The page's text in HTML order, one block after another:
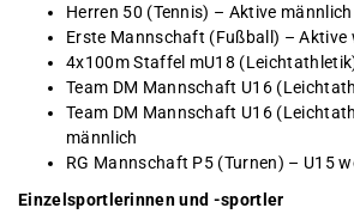
Herren 50 (Tennis) – Aktive männlich
Erste Mannschaft (Fußball) – Aktive
4x100m Staffel mU18
Team DM Mannschaft U16
Team DM Mannschaft U16
männlich
RG Mannschaft P5 (Turnen) – U15
Einzelsportlerinnen und -sportler